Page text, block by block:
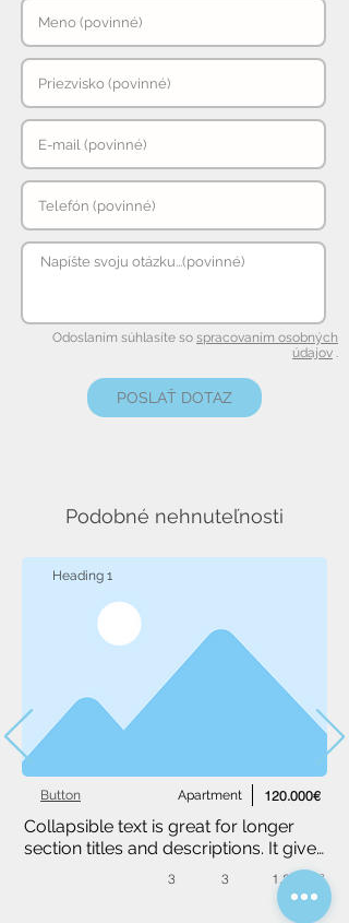
Odoslaním súhlasíte so spracovaním osobných
údajov .
POSLAŤ DOTAZ
Podobné nehnuteľnosti
Heading 1
Apartment
Button 120.000€
Collapsible text is great for longer
section titles and descriptions. It gives
people access to all the info they
need, while keeping your layout
clean. Link your text to anything, or
3 3 1,234 m²